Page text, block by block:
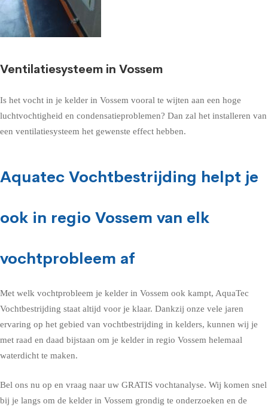
Ventilatiesysteem in Vossem
Is het vocht in je kelder in Vossem vooral te wijten aan een hoge
luchtvochtigheid en condensatieproblemen? Dan zal het installeren van
een ventilatiesysteem het gewenste effect hebben.
Aquatec Vochtbestrijding helpt je
ook in regio Vossem van elk
vochtprobleem af
Met welk vochtprobleem je kelder in Vossem ook kampt, AquaTec
Vochtbestrijding staat altijd voor je klaar. Dankzij onze vele jaren
ervaring op het gebied van vochtbestrijding in kelders, kunnen wij je
met raad en daad bijstaan om je kelder in regio Vossem helemaal
waterdicht te maken.
Bel ons nu op en vraag naar uw GRATIS vochtanalyse. Wij komen snel
bij je langs om de kelder in Vossem grondig te onderzoeken en de